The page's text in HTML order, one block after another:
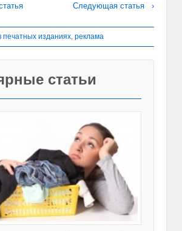
Следующая статья ›
печатных изданиях реклама
статьи